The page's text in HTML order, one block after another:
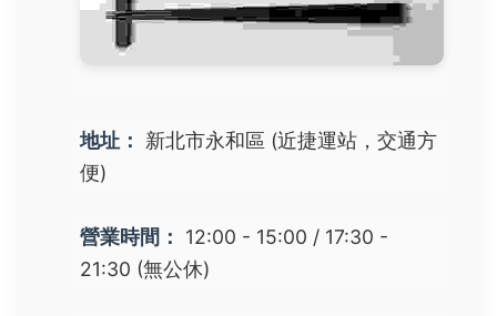
地址：
新北市永和區 (近捷運站，交通方
便)
營業時間：
12:00 - 15:00 / 17:30 -
21:30 (無公休)